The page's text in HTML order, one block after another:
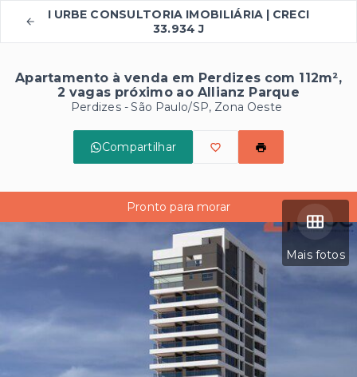
I URBE CONSULTORIA IMOBILIÁRIA | CRECI
33.934 J
Apartamento à venda em Perdizes com 112m²,
2 vagas próximo ao Allianz Parque
Perdizes - São Paulo/SP, Zona Oeste
Compartilhar
Mais fotos
Pronto para morar